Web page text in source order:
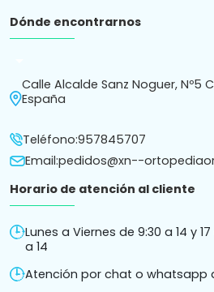
Dónde encontrarnos
Calle Alcalde Sanz Noguer, Nº5
España
Teléfono:957845707
Email:pedidos@xn--
Horario de atención al cliente
Lunes a Viernes de 9:30 a 14 y
a 14
Atención por chat o whatsapp